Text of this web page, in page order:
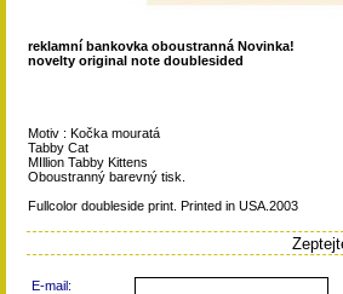
reklamní bankovka oboustranná Novinka!
novelty original note doublesided
Motiv : Kočka mouratá
Tabby Cat
MIllion Tabby Kittens
Oboustranný barevný tisk.
Fullcolor doubleside print. Printed in USA.2003
E-mail: